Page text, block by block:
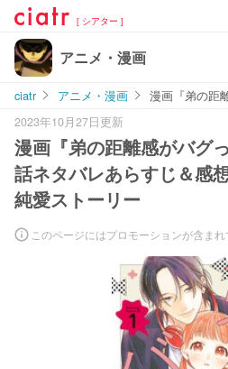
[ シアター ]
アニメ・漫画
ciatr アニメ・漫画
漫画『弟の距
2023年10月27日更新
漫画『弟の距離感がバグ
話ネタバレあらすじ＆感
純愛ストーリー
このページにはプロモーションが含ま